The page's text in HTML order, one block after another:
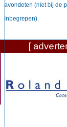
avondeten (niet bij de
inbegrepen).
[